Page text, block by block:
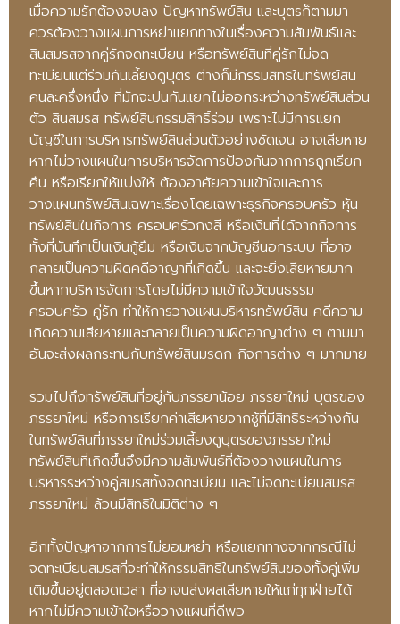
เมื่อความรักต้องจบลง ปัญหาทรัพย์สิน และบุตรก็ตามมา
ควรต้องวางแผนการหย่าแยกทางในเรื่องความสัมพันธ์และ
สินสมรสจากคู่รักจดทะเบียน หรือทรัพย์สินที่คู่รักไม่จด
ทะเบียนแต่ร่วมกันเลี้ยงดูบุตร ต่างก็มีกรรมสิทธิในทรัพย์สิน
คนละครึ่งหนึ่ง ที่มักจะปนกันแยกไม่ออกระหว่างทรัพย์สินส่วน
ตัว สินสมรส ทรัพย์สินกรรมสิทธิ์ร่วม เพราะไม่มีการแยก
บัญชีในการบริหารทรัพย์สินส่วนตัวอย่างชัดเจน อาจเสียหาย
หากไม่วางแผนในการบริหารจัดการป้องกันจากการถูกเรียก
คืน หรือเรียกให้แบ่งให้ ต้องอาศัยความเข้าใจและการ
วางแผนทรัพย์สินเฉพาะเรื่องโดยเฉพาะธุรกิจครอบครัว หุ้น
ทรัพย์สินในกิจการ ครอบครัวกงสี หรือเงินที่ได้จากกิจการ
ทั้งที่บันทึกเป็นเงินกู้ยืม หรือเงินจากบัญชีนอกระบบ ที่อาจ
กลายเป็นความผิดคดีอาญาที่เกิดขึ้น และจะยิ่งเสียหายมาก
ขึ้นหากบริหารจัดการโดยไม่มีความเข้าใจวัฒนธรรม
ครอบครัว คู่รัก ทำให้การวางแผนบริหารทรัพย์สิน คดีความ
เกิดความเสียหายและกลายเป็นความผิดอาญาต่าง ๆ ตามมา
อันจะส่งผลกระทบกับทรัพย์สินมรดก กิจการต่าง ๆ มากมาย
รวมไปถึงทรัพย์สินที่อยู่กับภรรยาน้อย ภรรยาใหม่ บุตรของ
ภรรยาใหม่ หรือการเรียกค่าเสียหายจากชู้ที่มีสิทธิระหว่างกัน
ในทรัพย์สินที่ภรรยาใหม่ร่วมเลี้ยงดูบุตรของภรรยาใหม่
ทรัพย์สินที่เกิดขึ้นจึงมีความสัมพันธ์ที่ต้องวางแผนในการ
บริหารระหว่างคู่สมรสทั้งจดทะเบียน และไม่จดทะเบียนสมรส
ภรรยาใหม่ ล้วนมีสิทธิในมิติต่าง ๆ
อีกทั้งปัญหาจากการไม่ยอมหย่า หรือแยกทางจากกรณีไม่
จดทะเบียนสมรสที่จะทำให้กรรมสิทธิในทรัพย์สินของทั้งคู่เพิ่ม
เติมขึ้นอยู่ตลอดเวลา ที่อาจนส่งผลเสียหายให้แก่ทุกฝ่ายได้
หากไม่มีความเข้าใจหรือวางแผนที่ดีพอ